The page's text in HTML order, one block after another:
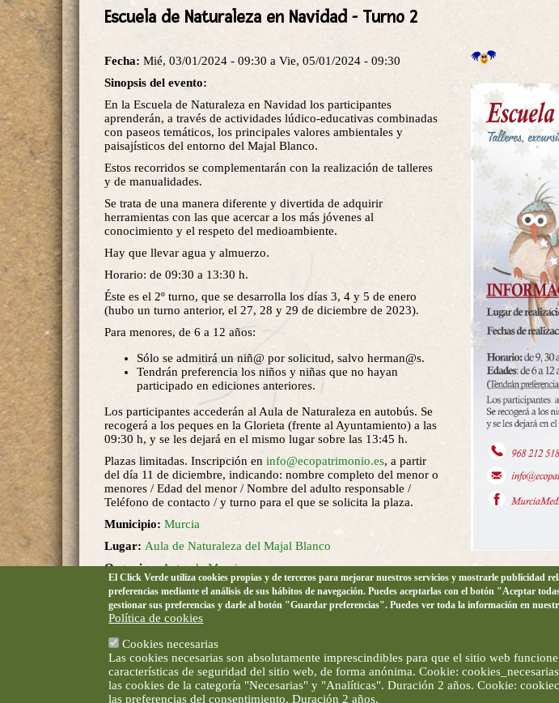
Escuela de Naturaleza en Navidad - Turno 2
Fecha: Mié, 03/01/2024 - 09:30 a Vie, 05/01/2024 - 09:30
Sinopsis del evento:
En la Escuela de Naturaleza en Navidad los participantes
aprenderán, a través de actividades lúdico-educativas combinadas
con paseos temáticos, los principales valores ambientales y
paisajísticos del entorno del Majal Blanco.
Estos recorridos se complementarán con la realización de talleres
y de manualidades.
Se trata de una manera diferente y divertida de adquirir
herramientas con las que acercar a los más jóvenes al
conocimiento y el respeto del medioambiente.
Hay que llevar agua y almuerzo.
Horario: de 09:30 a 13:30 h.
Éste es el 2º turno, que se desarrolla los días 3, 4 y 5 de enero
(hubo un turno anterior, el 27, 28 y 29 de diciembre de 2023).
Para menores, de 6 a 12 años:
Sólo se admitirá un niñ@ por solicitud, salvo herman@s.
Tendrán preferencia los niños y niñas que no hayan
participado en ediciones anteriores.
Los participantes accederán al Aula de Naturaleza en autobús. Se
recogerá a los peques en la Glorieta (frente al Ayuntamiento) a las
09:30 h, y se les dejará en el mismo lugar sobre las 13:45 h.
Plazas limitadas. Inscripción en info@ecopatrimonio.es, a partir
del día 11 de diciembre, indicando: nombre completo del menor o
menores / Edad del menor / Nombre del adulto responsable /
Teléfono de contacto / y turno para el que se solicita la plaza.
Municipio: Murcia
Lugar: Aula de Naturaleza del Majal Blanco
Organiza:Ayto. de Murcia
Precio: Gratuita
El Click Verde utiliza cookies propias y de terceros para mejorar nuestros servicios y mostrarle publicidad
preferencias mediante el análisis de sus hábitos de navegación. Puedes aceptarlas con el botón "Aceptar
gestionar sus preferencias y darle al botón "Guardar preferencias". Puedes ver toda la información en
Política de cookies
Cookies necesarias
Las cookies necesarias son absolutamente imprescindibles para que el sitio web
características de seguridad del sitio web, de forma anónima. Cookie:
las cookies de la categoría "Necesarias" y "Analíticas". Duración 2 años. Cookie:
las preferencias del consentimiento. Duración 2 años.